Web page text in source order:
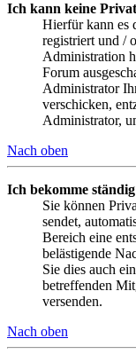
Ich kann keine
Hierfür kann es
registriert und /
Administration
Forum
Administrator
verschicken,
Administrator,
Nach oben
Ich bekomme
Sie können
sendet,
Bereich eine
belästigende
Sie dies auch
betreffenden
versenden.
Nach oben